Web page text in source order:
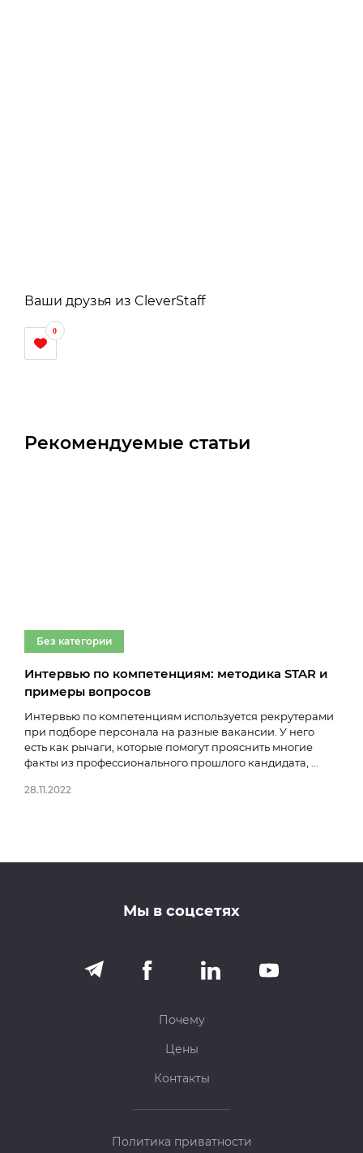
Ваши друзья из CleverStaff
0
Рекомендуемые статьи
Без категории
Интервью по компетенциям: методика STAR и
примеры вопросов
Интервью по компетенциям используется рекрутерами
при подборе персонала на разные вакансии. У него
есть как рычаги, которые помогут прояснить многие
факты из профессионального прошлого кандидата, ...
28.11.2022
Мы в соцсетях
Почему
Цены
Контакты
Политика приватности